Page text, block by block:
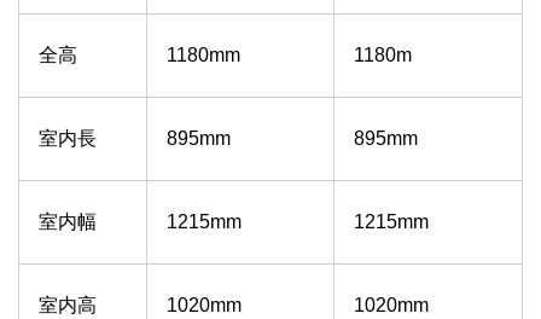
全高 1180mm 1180m
室内長 895mm 895mm
室内幅 1215mm 1215mm
室内高 1020mm 1020mm